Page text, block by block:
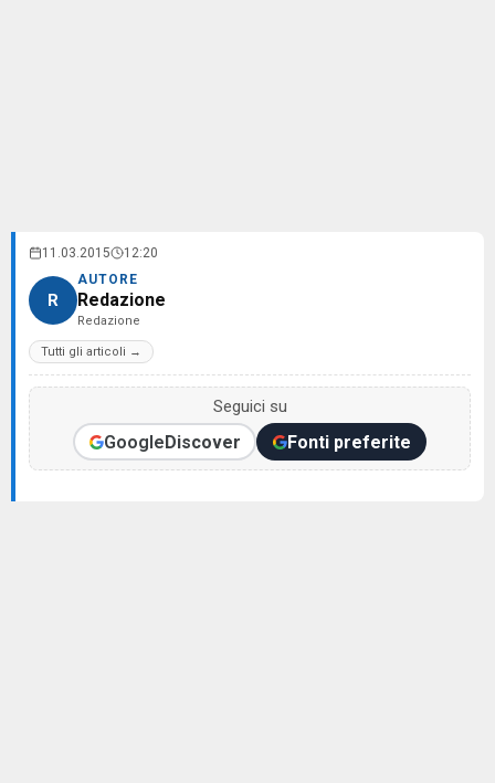
11.03.2015 12:20
R
AUTORE
Redazione
Redazione
Tutti gli articoli →
Seguici su
GoogleDiscover Fonti preferite